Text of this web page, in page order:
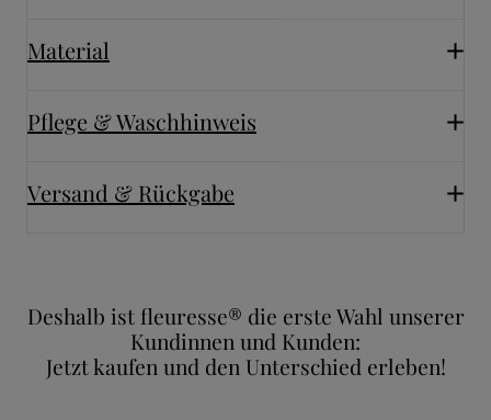
Material
Pflege & Waschhinweis
Versand & Rückgabe
Deshalb ist fleuresse® die erste Wahl unserer
Kundinnen und Kunden:
Jetzt kaufen und den Unterschied erleben!